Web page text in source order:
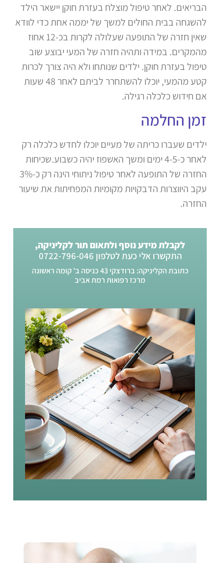
הבריאים. לאחר טיפול מוצלח בעזרת חוקן יישאר הילד
להשגחה בבית החולים למשך של יממה אחת כדי לוודא
שאין חזרה של התופעה שעלולה לקרות בכ-12 אחוז
מהמקרים. במידה ותהיה חזרה של המעי יבוצע שוב
טיפול בעזרת חוקן. ילדים שנותחו ולא היה צורך לכרות
קטע מהמעי, יוכלו להשתחרר לביתם לאחר 48 שעות
אם חידוש כלכלה רגילה.
זמן החלמה
ילדים שעברו כריתה של מעיים יוכלו לחדש כלכלה רק
לאחר כ-4-5 ימים ומשך האשפוז יהיה כשבוע.שכיחות
החזרה של התופעה לאחר טיפול ניתוחי הינה רק כ-3%
עקב היווצרות הדבקויות מקומיות המפחיתות את שיעור
החזרה.
לקבלת מידע נוסף ולתאום תור לקליניקה,
התקשרו אלי כעת לטלפון 0722-796-046
כתובת הקליניקה: ברודצקי 43 כניסה ב' קומה ראשונה
מרכז רפואות רמת אביב